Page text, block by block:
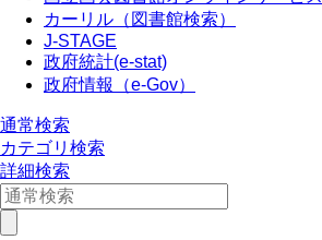
カーリル（図書館検索）
J-STAGE
政府統計(e-stat)
政府情報（e-Gov）
通常検索
カテゴリ検索
詳細検索